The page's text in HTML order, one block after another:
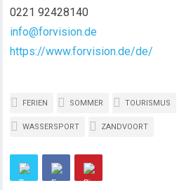
0221 92428140
info@forvision.de
https://www.forvision.de/de/
FERIEN SOMMER TOURISMUS
WASSERSPORT ZANDVOORT